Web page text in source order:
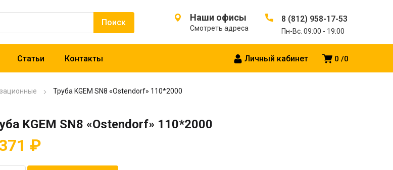
Наши офисы
Смотреть адреса
8 (812) 958-17-53
Пн-Вс. 09:00 - 19:00
0 0
Личный кабинет
Статьи Контакты
Труба KGEM SN8 «Ostendorf» 110*2000
KGEM SN8 «Ostendorf» 110*2000
₽